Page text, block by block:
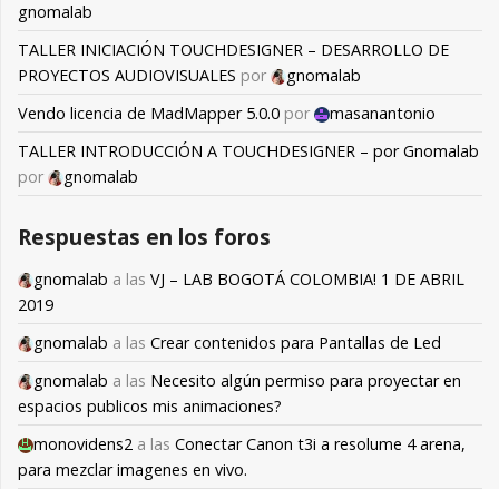
gnomalab
TALLER INICIACIÓN TOUCHDESIGNER – DESARROLLO DE
PROYECTOS AUDIOVISUALES por
gnomalab
Vendo licencia de MadMapper 5.0.0 por
masanantonio
TALLER INTRODUCCIÓN A TOUCHDESIGNER – por Gnomalab
por
gnomalab
Respuestas en los foros
gnomalab a las VJ – LAB BOGOTÁ COLOMBIA! 1 DE ABRIL
2019
gnomalab a las Crear contenidos para Pantallas de Led
gnomalab a las Necesito algún permiso para proyectar en
espacios publicos mis animaciones?
monovidens2 a las Conectar Canon t3i a resolume 4 arena,
para mezclar imagenes en vivo.